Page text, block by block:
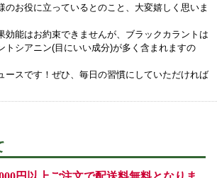
のお役に立っているとのこと、大変嬉しく思いま
効能はお約束できませんが、ブラックカラントは
トシアニン(目にいい成分)が多く含まれますの
ースです！ぜひ、毎日の習慣にしていただければ